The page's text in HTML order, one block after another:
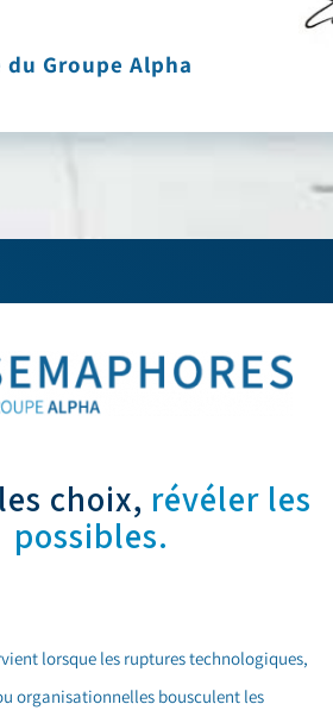
Groupe Alpha
choix, révéler les
possibles.
lorsque les ruptures technologiques,
organisationnelles bousculent les